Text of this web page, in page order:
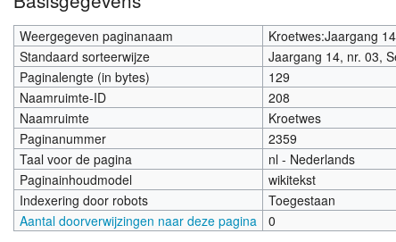
Zoeken Spelling van het Thoears
Oetdrökkinge en Gezèkdjes in het
Weergegeven paginanaam
Kroetwes:Jaargang
Standaard sorteerwijze
Jaargang 14, nr. 03,
Paginalengte (in bytes)
129
Naamruimte-ID
208
Naamruimte
Kroetwes
Paginanummer
2359
Taal voor de pagina
nl - Nederlands
Paginainhoudmodel
wikitekst
Indexering door robots
Toegestaan
Aantal doorverwijzingen naar deze pagina
0